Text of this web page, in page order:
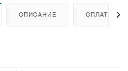
ОПИСАНИЕ ОПЛАТА